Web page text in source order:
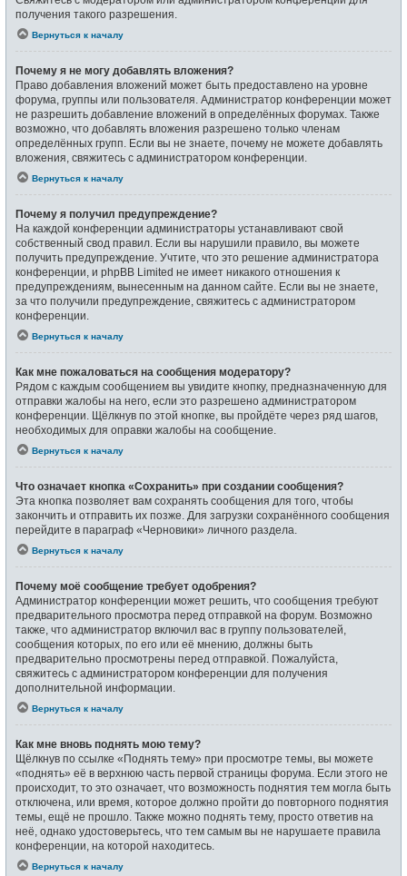
получения такого разрешения.
Вернуться к началу
Почему я не могу добавлять вложения?
Право добавления вложений может быть предоставлено на уровне
форума, группы или пользователя. Администратор конференции может
не разрешить добавление вложений в определённых форумах. Также
возможно, что добавлять вложения разрешено только членам
определённых групп. Если вы не знаете, почему не можете добавлять
вложения, свяжитесь с администратором конференции.
Вернуться к началу
Почему я получил предупреждение?
На каждой конференции администраторы устанавливают свой
собственный свод правил. Если вы нарушили правило, вы можете
получить предупреждение. Учтите, что это решение администратора
конференции, и phpBB Limited не имеет никакого отношения к
предупреждениям, вынесенным на данном сайте. Если вы не знаете,
за что получили предупреждение, свяжитесь с администратором
конференции.
Вернуться к началу
Как мне пожаловаться на сообщения модератору?
Рядом с каждым сообщением вы увидите кнопку, предназначенную для
отправки жалобы на него, если это разрешено администратором
конференции. Щёлкнув по этой кнопке, вы пройдёте через ряд шагов,
необходимых для оправки жалобы на сообщение.
Вернуться к началу
Что означает кнопка «Сохранить» при создании сообщения?
Эта кнопка позволяет вам сохранять сообщения для того, чтобы
закончить и отправить их позже. Для загрузки сохранённого сообщения
перейдите в параграф «Черновики» личного раздела.
Вернуться к началу
Почему моё сообщение требует одобрения?
Администратор конференции может решить, что сообщения требуют
предварительного просмотра перед отправкой на форум. Возможно
также, что администратор включил вас в группу пользователей,
сообщения которых, по его или её мнению, должны быть
предварительно просмотрены перед отправкой. Пожалуйста,
свяжитесь с администратором конференции для получения
дополнительной информации.
Вернуться к началу
Как мне вновь поднять мою тему?
Щёлкнув по ссылке «Поднять тему» при просмотре темы, вы можете
«поднять» её в верхнюю часть первой страницы форума. Если этого не
происходит, то это означает, что возможность поднятия тем могла быть
отключена, или время, которое должно пройти до повторного поднятия
темы, ещё не прошло. Также можно поднять тему, просто ответив на
неё, однако удостоверьтесь, что тем самым вы не нарушаете правила
конференции, на которой находитесь.
Вернуться к началу